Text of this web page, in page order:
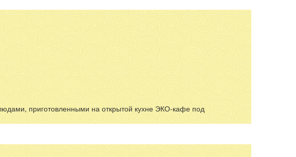
приготовленными на открытой кухне ЭКО-кафе под